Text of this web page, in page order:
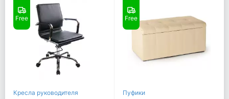
Free
Кресла руководителя
Free
Пуфики